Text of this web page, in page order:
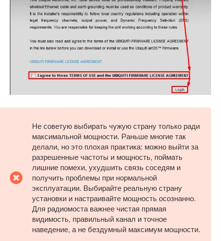
Не советую выбирать чужую страну только ради
максимальной мощности. Раньше многие так
делали, но это плохая практика: можно выйти за
разрешенные частоты и мощность, поймать
лишние помехи, ухудшить связь соседям и
получить проблемы при нормальной
эксплуатации. Выбирайте реальную страну
установки и настраивайте мощность осознанно.
Для радиомоста важнее чистая прямая
видимость, правильный канал и точное
наведение, а не бездумный максимум мощности.